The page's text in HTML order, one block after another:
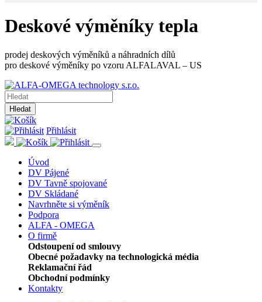
Deskové výměníky tepla
prodej deskových výměníků a náhradních dílů
pro deskové výměníky po vzoru ALFALAVAL – US
Hledat
Přihlásit
Úvod
DV Pájené
DV Tavně spojované
DV Skládané
Navrhněte si výměník
Podpora
ALFA - OMEGA
O firmě
Odstoupení od smlouvy
Obecné požadavky na technologická média
Reklamační řád
Obchodní podmínky
Kontakty